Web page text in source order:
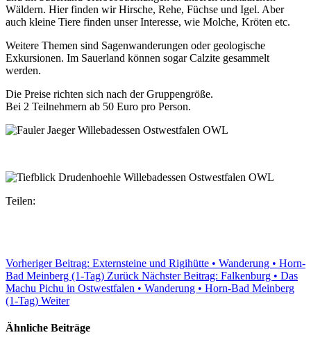
Wäldern. Hier finden wir Hirsche, Rehe, Füchse und Igel. Aber
auch kleine Tiere finden unser Interesse, wie Molche, Kröten etc.
Weitere Themen sind Sagenwanderungen oder geologische
Exkursionen. Im Sauerland können sogar Calzite gesammelt
werden.
Die Preise richten sich nach der Gruppengröße.
Bei 2 Teilnehmern ab 50 Euro pro Person.
Teilen:
Vorheriger Beitrag: Externsteine und Rigihütte • Wanderung • Horn-
Bad Meinberg (1-Tag) Zurück Nächster Beitrag: Falkenburg • Das
Machu Pichu in Ostwestfalen • Wanderung • Horn-Bad Meinberg
(1-Tag) Weiter
Ähnliche Beiträge